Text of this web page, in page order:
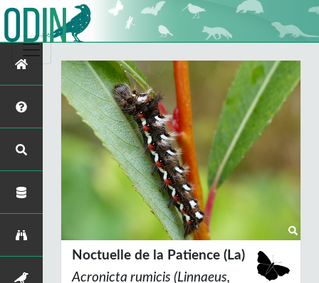
Noctuelle de la Patience (La)
Acronicta rumicis (Linnaeus,